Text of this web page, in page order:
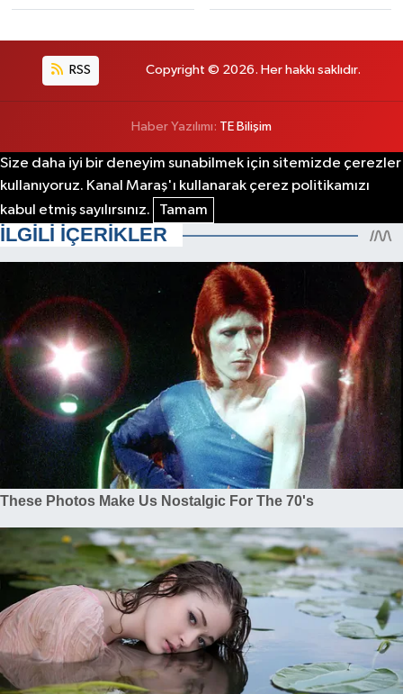
RSS Copyright © 2026. Her hakkı saklıdır.
Haber Yazılımı: TE Bilişim
Size daha iyi bir deneyim sunabilmek için sitemizde çerezler
kullanıyoruz. Kanal Maraş'ı kullanarak çerez politikamızı
kabul etmiş sayılırsınız.
Tamam